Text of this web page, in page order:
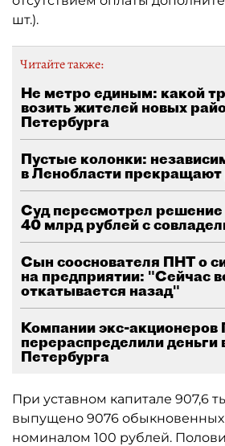
шт.).
Читайте также:
Не метро единым: какой
возить жителей новых
Петербурга
Пустые колонки:
в Ленобласти прекращают
Суд пересмотрел
40 млрд рублей с
Сын сооснователя ПНТ о
на предприятии: "Сейчас
откатывается назад"
Компании экс-
перераспределили деньги
Петербурга
При уставном капитале 907,6
выпущено 9076
номиналом 100 рублей.